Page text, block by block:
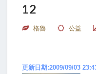
12
格魯 公益
更新日期:2009/09/03